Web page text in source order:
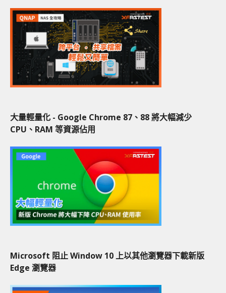
大量輕量化 - Google Chrome 87、88 將大幅減少
CPU、RAM 等資源佔用
Microsoft 阻止 Window 10 上以其他瀏覽器下載新版
Edge 瀏覽器